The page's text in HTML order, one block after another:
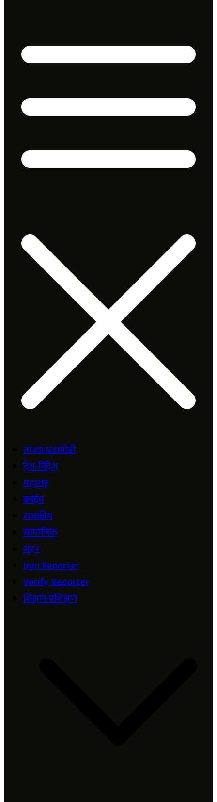
ताज्या घडामोडी
देश-विदेश
महाराष्ट्र
क्राईम
राजकीय
सामाजिक
शहर
Join Reporter
Verify Reporter
शिक्षण-प्रशिक्षण